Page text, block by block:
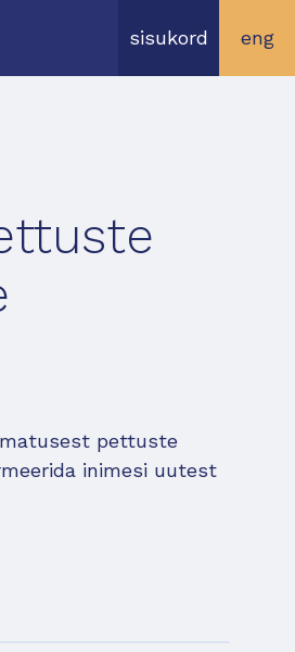
sisukord eng
pettuste
inimesi uutest